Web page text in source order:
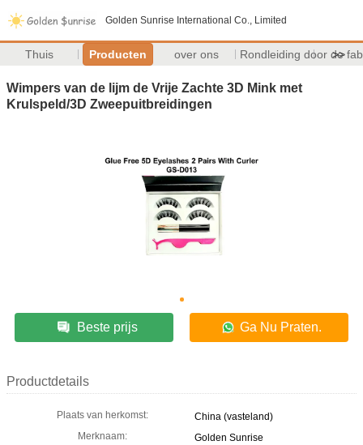
Golden Sunrise International Co., Limited
Thuis Producten over ons Rondleiding door de
>>
Wimpers van de lijm de Vrije Zachte 3D Mink met
Krulspeld/3D Zweepuitbreidingen
Beste prijs Ga Nu Praten.
Productdetails
Plaats van herkomst:
China (vasteland)
Merknaam:
Golden Sunrise